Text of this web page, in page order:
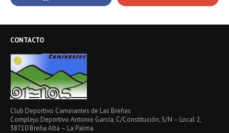
CONTACTO
Club Deportivo Caminantes de Las Breñas
Complejo Deportivo Antonio García, C/Constitución, S/N – Local 2,
38710 Breña Alta – La Palma